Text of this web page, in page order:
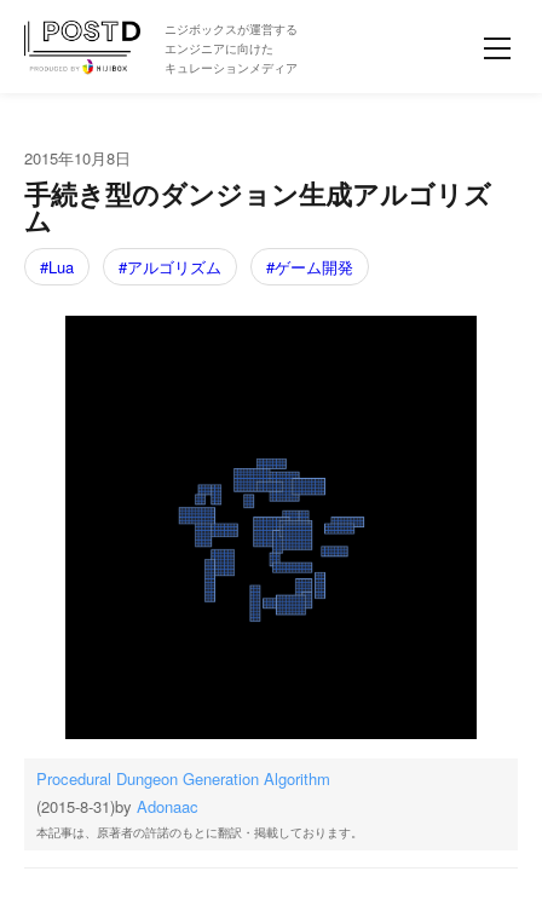
ニジボックスが運営する
エンジニアに向けた
キュレーションメディア
2015年10月8日
手続き型のダンジョン生成アルゴリズ
ム
Lua アルゴリズム ゲーム開発
Procedural Dungeon Generation Algorithm
(2015-8-31)by Adonaac
本記事は、原著者の許諾のもとに翻訳・掲載しております。